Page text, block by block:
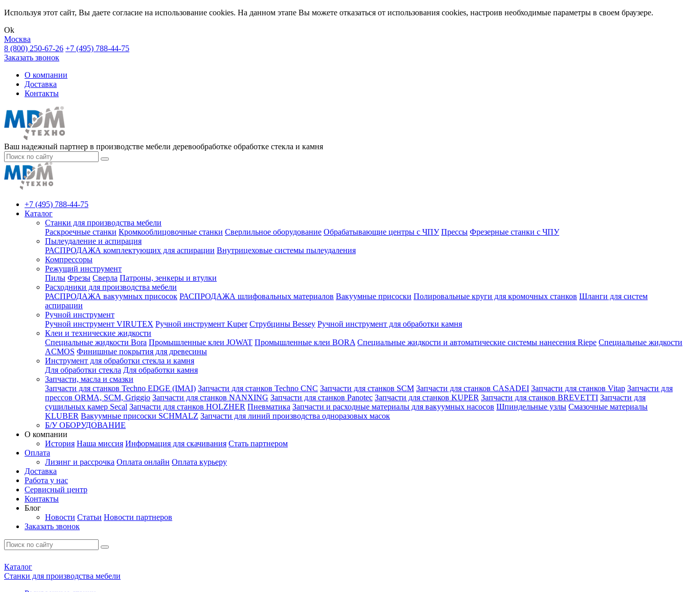
Используя этот сайт, Вы даете согласие на использование cookies. На данном этапе Вы можете отказаться от использования cookies, настроив необходимые параметры в своем браузере.
Ok
Москва
8 (800) 250-67-26 +7 (495) 788-44-75
Заказать звонок
О компании
Доставка
Контакты
Ваш надежный партнер в производстве мебели деревообработке обработке стекла и камня
+7 (495) 788-44-75
Каталог
Станки для производства мебели
Раскроечные станки Кромкооблицовочные станки Сверлильное оборудование Обрабатывающие центры с ЧПУ Прессы Фрезерные станки с ЧПУ
Пылеудаление и аспирация
РАСПРОДАЖА комплектующих для аспирации Внутрицеховые системы пылеудаления
Компрессоры
Режущий инструмент
Пилы Фрезы Сверла Патроны, зенкеры и втулки
Расходники для производства мебели
РАСПРОДАЖА вакуумных присосок РАСПРОДАЖА шлифовальных материалов Вакуумные присоски Полировальные круги для кромочных станков Шланги для систем
аспирации
Ручной инструмент
Ручной инструмент VIRUTEX Ручной инструмент Kuper Струбцины Bessey Ручной инструмент для обработки камня
Клеи и технические жидкости
Специальные жидкости Bora Промышленные клеи JOWAT Промышленные клеи BORA Специальные жидкости и автоматические системы нанесения Riepe Специальные жидкости
ACMOS Финишные покрытия для древесины
Инструмент для обработки стекла и камня
Для обработки стекла Для обработки камня
Запчасти, масла и смазки
Запчасти для станков Techno EDGE (IMAI) Запчасти для станков Techno CNC Запчасти для станков SCM Запчасти для станков CASADEI Запчасти для станков Vitap Запчасти для
прессов ORMA, SCM, Griggio Запчасти для станков NANXING Запчасти для станков Panotec Запчасти для станков KUPER Запчасти для станков BREVETTI Запчасти для
сушильных камер Secal Запчасти для станков HOLZHER Пневматика Запчасти и расходные материалы для вакуумных насосов Шпиндельные узлы Смазочные материалы
KLUBER Вакуумные присоски SCHMALZ Запчасти для линий производства одноразовых масок
Б/У ОБОРУДОВАНИЕ
О компании
История Наша миссия Информация для скачивания Стать партнером
Оплата
Лизинг и рассрочка Оплата онлайн Оплата курьеру
Доставка
Работа у нас
Сервисный центр
Контакты
Блог
Новости Статьи Новости партнеров
Заказать звонок
Каталог
Станки для производства мебели